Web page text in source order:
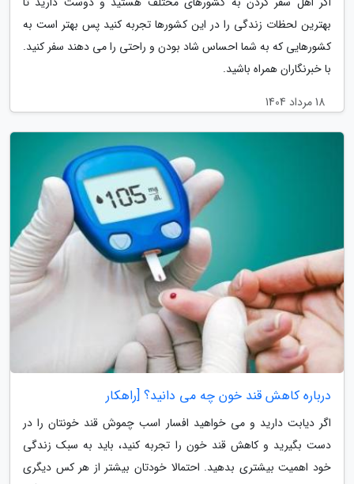
بهترین لحظات زندگی را در این کشورها تجربه کنید پس بهتر است به
کشورهایی که به شما احساس شاد بودن و راحتی را می دهند سفر کنید.
با خبرنگاران همراه باشید.
18 مرداد 1404
درباره کاهش قند خون چه می دانید؟ [راهکار
اگر دیابت دارید و می خواهید افسار اسب چموش قند خونتان را در
دست بگیرید و کاهش قند خون را تجربه کنید، باید به سبک زندگی
خود اهمیت بیشتری بدهید. احتمالا خودتان بیشتر از هر کس دیگری